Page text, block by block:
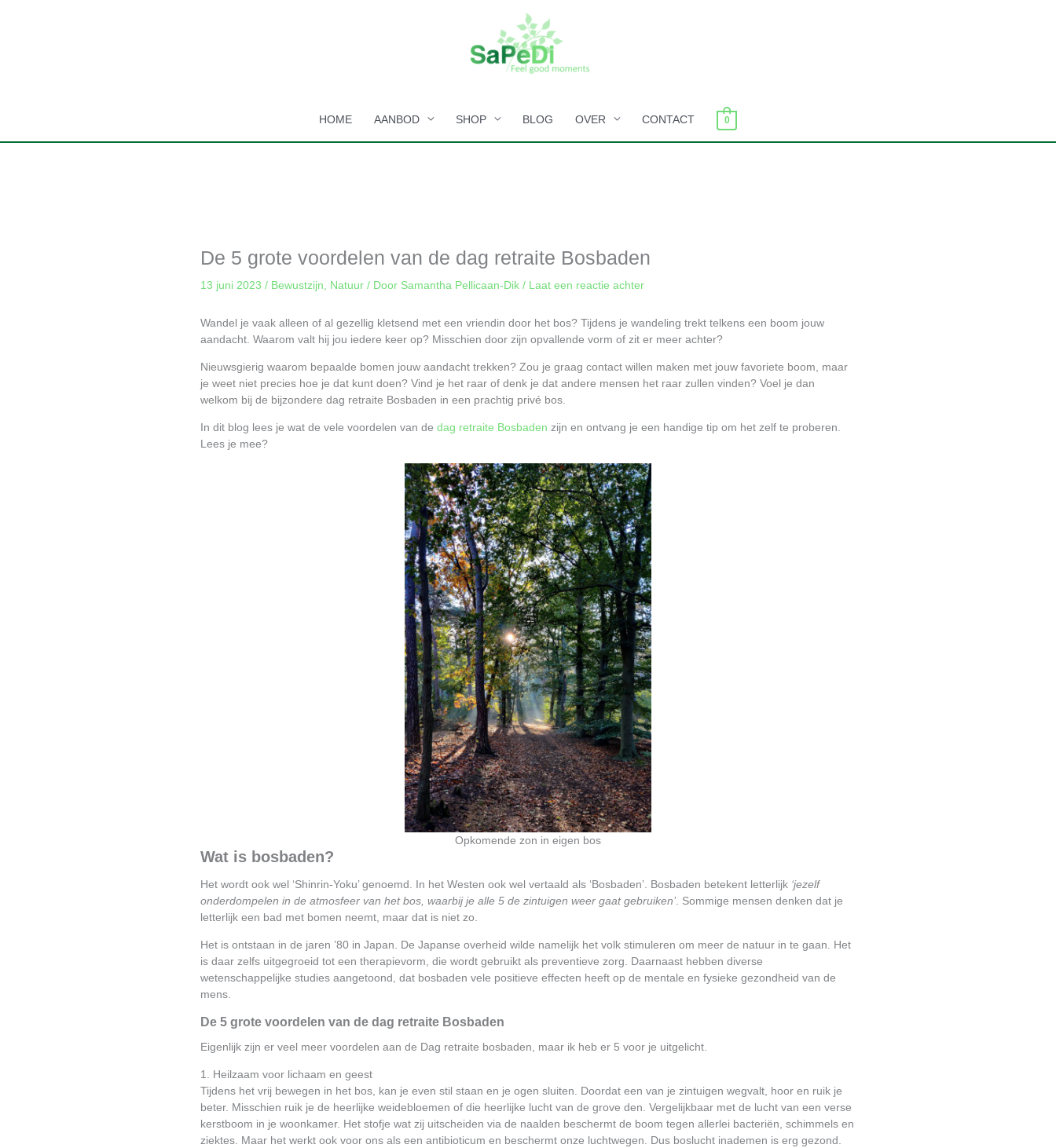
HOME AANBOD SHOP BLOG OVER CONTACT 0
De 5 grote voordelen van de dag retraite Bosbaden
13 juni 2023/ Bewustzijn Natuur / Door Samantha Pellicaan-Dik/ Laat een reactie achter
Wandel je vaak alleen of al gezellig kletsend met een vriendin door het bos? Tijdens je wandeling trekt telkens een boom jouw
aandacht. Waarom valt hij jou iedere keer op? Misschien door zijn opvallende vorm of zit er meer achter?
Nieuwsgierig waarom bepaalde bomen jouw aandacht trekken? Zou je graag contact willen maken met jouw favoriete boom, maar
je weet niet precies hoe je dat kunt doen? Vind je het raar of denk je dat andere mensen het raar zullen vinden? Voel je dan
welkom bij de bijzondere dag retraite Bosbaden in een prachtig privé bos.
In dit blog lees je wat de vele voordelen van dedag retraite Bosbaden zijn en ontvang je een handige tip om het zelf te proberen.
Lees je mee?
Opkomende zon in eigen bos
Wat is bosbaden?
Het wordt ook wel ‘Shinrin-Yoku’ genoemd. In het Westen ook wel vertaald als ‘Bosbaden’. Bosbaden betekent letterlijk ‘jezelf
onderdompelen in de atmosfeer van het bos, waarbij je alle 5 de zintuigen weer gaat gebruiken’. Sommige mensen denken dat je
letterlijk een bad met bomen neemt, maar dat is niet zo.
Het is ontstaan in de jaren ’80 in Japan. De Japanse overheid wilde namelijk het volk stimuleren om meer de natuur in te gaan. Het
is daar zelfs uitgegroeid tot een therapievorm, die wordt gebruikt als preventieve zorg. Daarnaast hebben diverse
wetenschappelijke studies aangetoond, dat bosbaden vele positieve effecten heeft op de mentale en fysieke gezondheid van de
mens.
De 5 grote voordelen van de dag retraite Bosbaden
Eigenlijk zijn er veel meer voordelen aan de Dag retraite bosbaden, maar ik heb er 5 voor je uitgelicht.
1. Heilzaam voor lichaam en geest
Tijdens het vrij bewegen in het bos, kan je even stil staan en je ogen sluiten. Doordat een van je zintuigen wegvalt, hoor en ruik je
beter. Misschien ruik je de heerlijke weidebloemen of die heerlijke lucht van de grove den. Vergelijkbaar met de lucht van een verse
kerstboom in je woonkamer. Het stofje wat zij uitscheiden via de naalden beschermt de boom tegen allerlei bacteriën, schimmels en
ziektes. Maar het werkt ook voor ons als een antibioticum en beschermt onze luchtwegen. Dus boslucht inademen is erg gezond.